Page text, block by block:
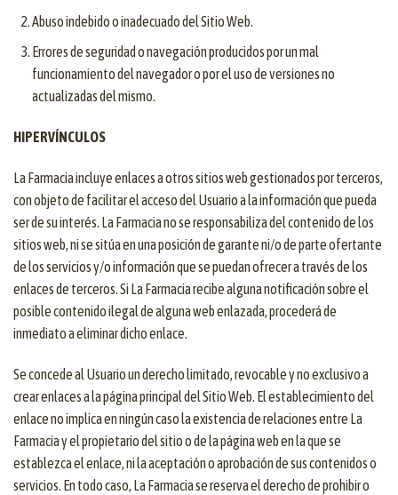
Abuso indebido o inadecuado del Sitio Web.
Errores de seguridad o navegación producidos por un mal
funcionamiento del navegador o por el uso de versiones no
actualizadas del mismo.
HIPERVÍNCULOS
La Farmacia incluye enlaces a otros sitios web gestionados por terceros,
con objeto de facilitar el acceso del Usuario a la información que pueda
ser de su interés. La Farmacia no se responsabiliza del contenido de los
sitios web, ni se sitúa en una posición de garante ni/o de parte ofertante
de los servicios y/o información que se puedan ofrecer a través de los
enlaces de terceros. Si La Farmacia recibe alguna notificación sobre el
posible contenido ilegal de alguna web enlazada, procederá de
inmediato a eliminar dicho enlace.
Se concede al Usuario un derecho limitado, revocable y no exclusivo a
crear enlaces a la página principal del Sitio Web. El establecimiento del
enlace no implica en ningún caso la existencia de relaciones entre La
Farmacia y el propietario del sitio o de la página web en la que se
establezca el enlace, ni la aceptación o aprobación de sus contenidos o
servicios. En todo caso, La Farmacia se reserva el derecho de prohibir o